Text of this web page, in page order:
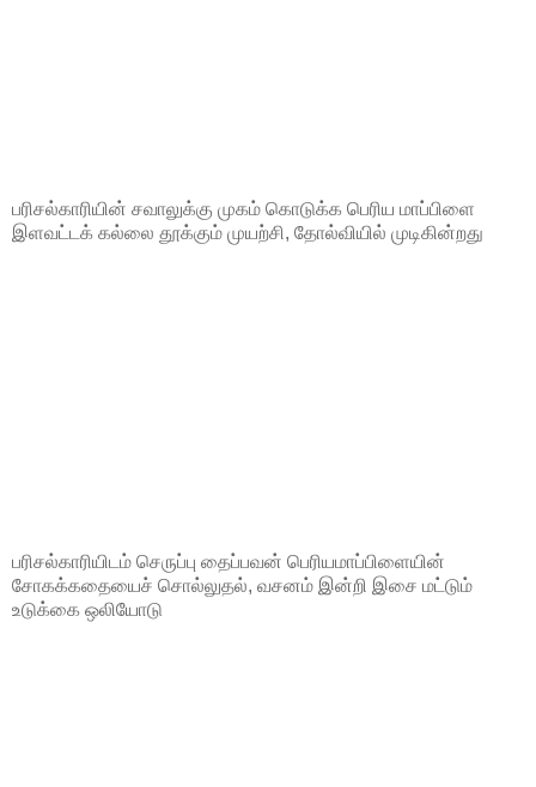
பரிசல்காரியின் சவாலுக்கு முகம் கொடுக்க பெரிய மாப்பிளை
இளவட்டக் கல்லை தூக்கும் முயற்சி, தோல்வியில் முடிகின்றது
பரிசல்காரியிடம் செருப்பு தைப்பவன் பெரியமாப்பிளையின்
சோகக்கதையைச் சொல்லுதல், வசனம் இன்றி இசை மட்டும்
உடுக்கை ஒலியோடு